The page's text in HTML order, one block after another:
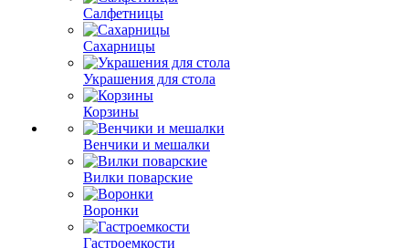
Салфетницы
Сахарницы
Украшения для стола
Корзины
Венчики и мешалки
Вилки поварские
Воронки
Гастроемкости